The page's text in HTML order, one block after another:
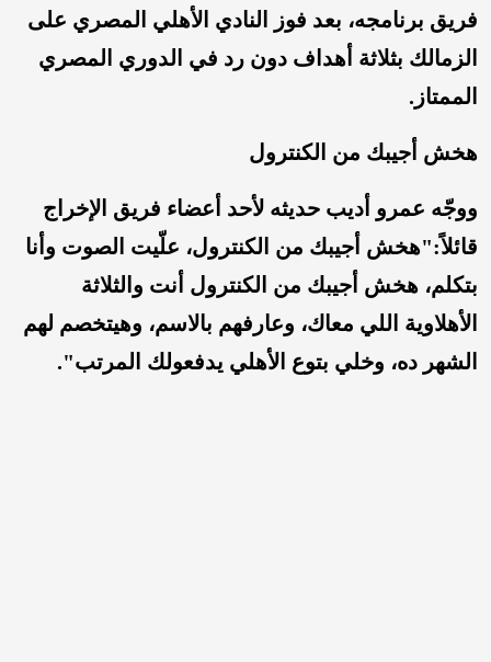
فريق برنامجه، بعد فوز النادي الأهلي المصري على
الزمالك بثلاثة أهداف دون رد في الدوري المصري
الممتاز.
هخش أجيبك من الكنترول
ووجّه عمرو أديب حديثه لأحد أعضاء فريق الإخراج
قائلاً:"هخش أجيبك من الكنترول، علّيت الصوت وأنا
بتكلم، هخش أجيبك من الكنترول أنت والثلاثة
الأهلاوية اللي معاك، وعارفهم بالاسم، وهيتخصم لهم
الشهر ده، وخلي بتوع الأهلي يدفعولك المرتب".